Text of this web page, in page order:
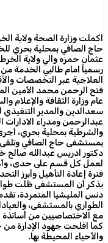
اكملت وزارة الصحة ولاية
حاج الصافي بمحلية بحري
عثمان حمزه والي ولاية
رسمياً امام طالبي الخدمة
العلاجية عبر التخصصات
فتح الرحمن محمد الأمين
عام وزارة الثقافة والإعلام
سعدالدين والمدير
عبدالرحمن ومدراء الادارات
والشرطية بمحلية بحري،
بمستشفى حاج الصافي وتلقى
دكتور ادريس عبدالله صالح
لعمل كل قسم على حدى،
فترة إعادة التأهيل وأبرز
يذكر أن المستشفى ظلت
دنس المليشيا المتمردة،
الطواري بالمستشفى،
مع الاختصاصيين من أساتذة
كما افلحت جهود الإدارة من
والأحياء المحيطة بها.